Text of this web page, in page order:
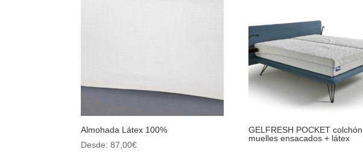
Almohada Látex 100%
Desde:87,00€
GELFRESH POCKET
muelles ensacados + látex